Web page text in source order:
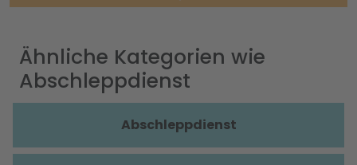
Ähnliche Kategorien wie
Abschleppdienst
Abschleppdienst